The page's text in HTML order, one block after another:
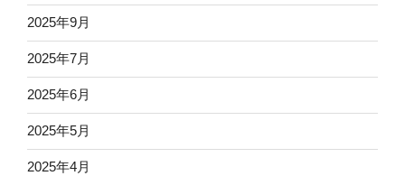
2025年9月
2025年7月
2025年6月
2025年5月
2025年4月